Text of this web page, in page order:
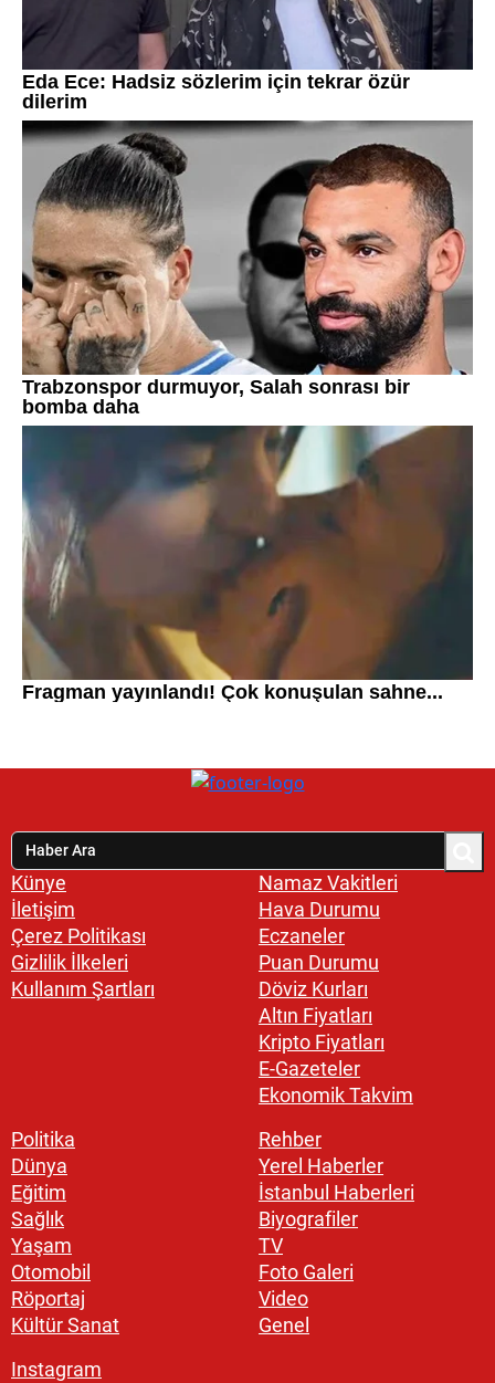
Künye
İletişim
Çerez Politikası
Gizlilik İlkeleri
Kullanım Şartları
Namaz Vakitleri
Hava Durumu
Eczaneler
Puan Durumu
Döviz Kurları
Altın Fiyatları
Kripto Fiyatları
E-Gazeteler
Ekonomik Takvim
Politika
Dünya
Eğitim
Sağlık
Yaşam
Otomobil
Röportaj
Kültür Sanat
Rehber
Yerel Haberler
İstanbul Haberleri
Biyografiler
TV
Foto Galeri
Video
Genel
Instagram